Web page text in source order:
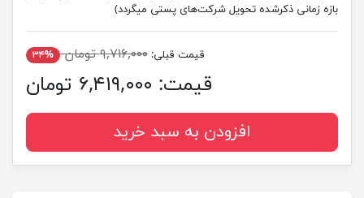
بازه زمانی ذکرشده تحویل شرکت‌های پستی میگردد)
قیمت قبلی: ۹,۷۱۶,۰۰۰ تومان ۳۴%
قیمت: ۶,۴۱۹,۰۰۰ تومان
افزودن به سبد خرید